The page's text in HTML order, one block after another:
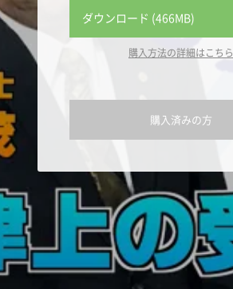
ダウンロード (466MB)
購入方法の詳細はこちら
購入済みの方